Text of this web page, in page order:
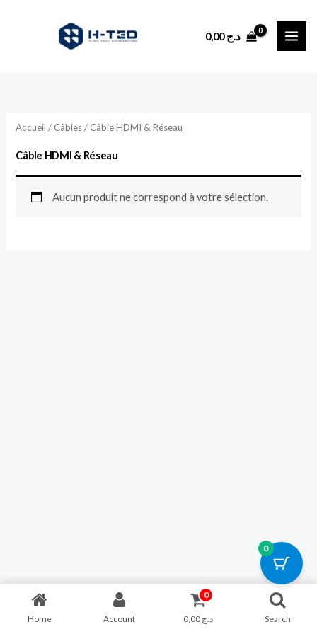
د.ج0,00
Accueil / Câbles/ Câble HDMI & Réseau
Câble HDMI & Réseau
Aucun produit ne correspond à votre sélection.
Home Account
0
د.ج Search
0